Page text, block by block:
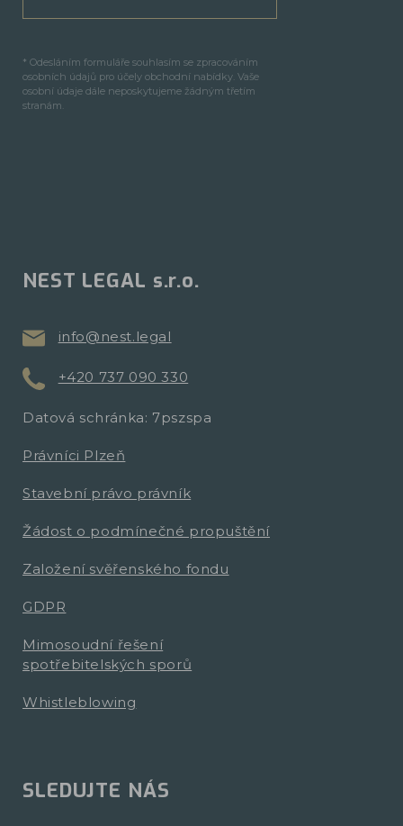
* Odesláním formuláře souhlasím se zpracováním
osobních údajů pro účely obchodní nabídky. Vaše
osobní údaje dále neposkytujeme žádným třetím
stranám.
NEST LEGAL s.r.o.
info@nest.legal
+420 737 090 330
Datová schránka: 7pszspa
Právníci Plzeň
Stavební právo právník
Žádost o podmínečné propuštění
Založení svěřenského fondu
GDPR
Mimosoudní řešení
spotřebitelských sporů
Whistleblowing
SLEDUJTE NÁS